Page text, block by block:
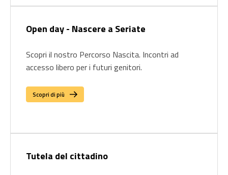
Open day - Nascere a Seriate
Scopri il nostro Percorso Nascita. Incontri ad
accesso libero per i futuri genitori.
Scopri di più
Tutela del cittadino